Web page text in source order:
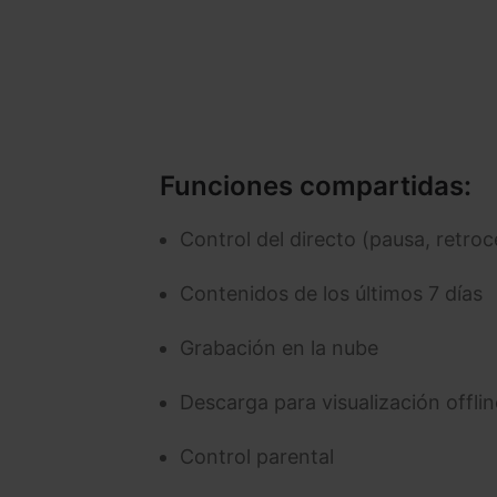
Funciones compartidas:
Control del directo (pausa,
Contenidos de los últimos 7 días
Grabación en la nube
Descarga para visualización
Control parental